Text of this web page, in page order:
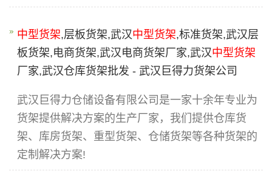
中型货架,层板货架,武汉中型货架,标准货架,武汉层
板货架,电商货架,武汉电商货架厂家,武汉中型货架
厂家,武汉仓库货架批发 - 武汉巨得力货架公司
武汉巨得力仓储设备有限公司是一家十余年专业为
货架提供解决方案的生产厂家，我们提供仓库货
架、库房货架、重型货架、仓储货架等各种货架的
定制解决方案!